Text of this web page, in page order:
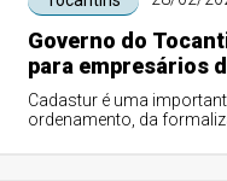
Governo do
para empresários
Cadastur é uma
ordenamento, da